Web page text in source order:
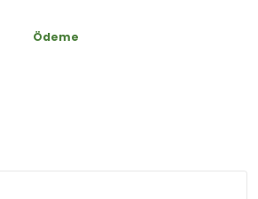
Ödeme